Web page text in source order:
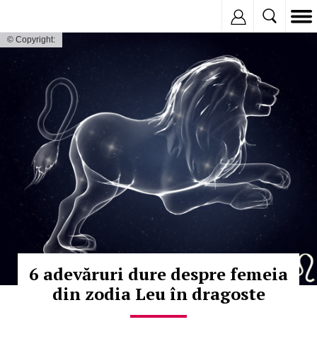
© Copyright:
6 adevăruri dure despre femeia
din zodia Leu în dragoste